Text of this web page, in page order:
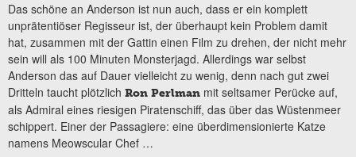
Das schöne an Anderson ist nun auch, dass er ein komplett
unprätentiöser Regisseur ist, der überhaupt kein Problem damit
hat, zusammen mit der Gattin einen Film zu drehen, der nicht mehr
sein will als 100 Minuten Monsterjagd. Allerdings war selbst
Anderson das auf Dauer vielleicht zu wenig, denn nach gut zwei
Dritteln taucht plötzlich Ron Perlman mit seltsamer Perücke auf,
als Admiral eines riesigen Piratenschiff, das über das Wüstenmeer
schippert. Einer der Passagiere: eine überdimensionierte Katze
namens Meowscular Chef …